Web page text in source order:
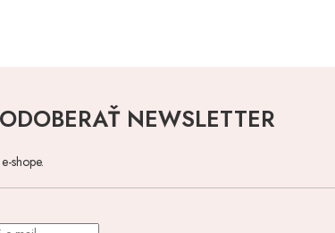
ODOBERAŤ NEWSLETTER
shope.